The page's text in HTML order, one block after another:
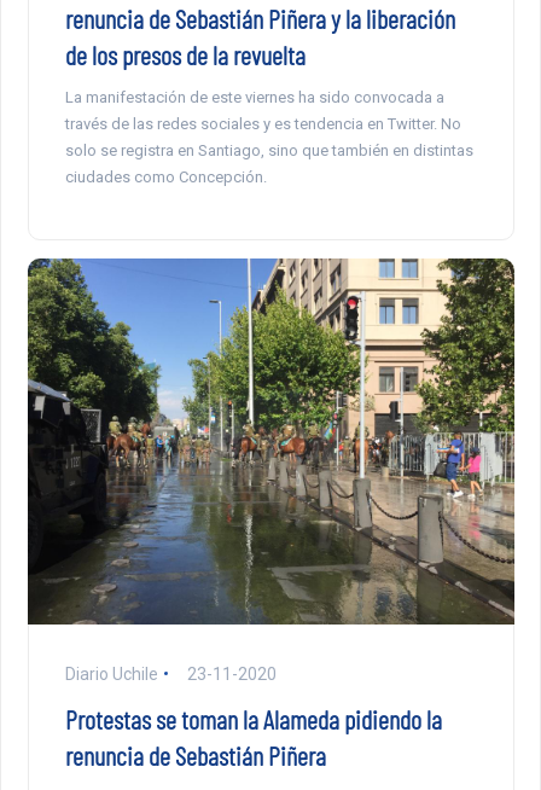
renuncia de Sebastián Piñera y la liberación
de los presos de la revuelta
La manifestación de este viernes ha sido convocada a
través de las redes sociales y es tendencia en Twitter. No
solo se registra en Santiago, sino que también en distintas
ciudades como Concepción.
Diario Uchile 23-11-2020
Protestas se toman la Alameda pidiendo la
renuncia de Sebastián Piñera